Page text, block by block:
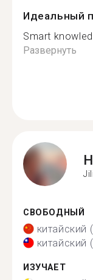
Идеальный
Smart
Развернуть
СВОБОДНЫЙ
китайский
китайский
ИЗУЧАЕТ